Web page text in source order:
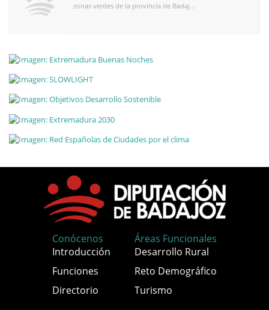
zonas verdes de la provincia de Badaj...
Conócenos
Introducción
Funciones
Directorio
Áreas Funcionales
Desarrollo Rural
Reto Demográfico
Turismo